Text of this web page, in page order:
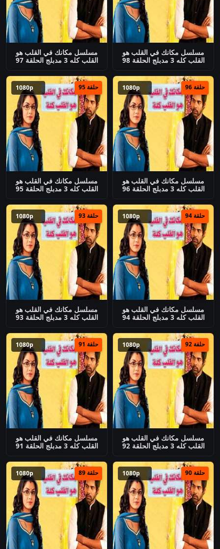
مسلسل مكانك في القلب هو
القلب كله 3 مدبلج الحلقة 98
مسلسل مكانك في القلب هو
القلب كله 3 مدبلج الحلقة 97
حلقة 96
مسلسل مكانك في القلب هو
القلب كله 3 مدبلج الحلقة 96
حلقة 95
مسلسل مكانك في القلب هو
القلب كله 3 مدبلج الحلقة 95
حلقة 94
مسلسل مكانك في القلب هو
القلب كله 3 مدبلج الحلقة 94
حلقة 93
مسلسل مكانك في القلب هو
القلب كله 3 مدبلج الحلقة 93
حلقة 92
مسلسل مكانك في القلب هو
القلب كله 3 مدبلج الحلقة 92
حلقة 91
مسلسل مكانك في القلب هو
القلب كله 3 مدبلج الحلقة 91
حلقة 90 حلقة 89